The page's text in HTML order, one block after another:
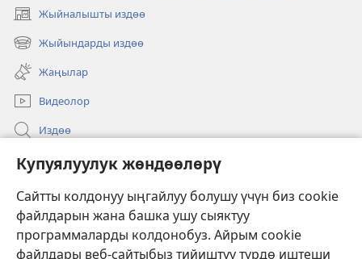
Купуялуулук жөндөөлөрү
Сайтты колдонуу ыңгайлуу болушу үчүн биз cookie
файлдарын жана башка ушу сыяктуу
программаларды колдонобуз. Айрым cookie
файлдары веб-сайтыбыз тийиштүү түрдө иштеши
Жыйналышты издөө
(жаңы
терезе
ачат)
Жыйындарды издөө
(жаңы
терезе
ачат)
Жаңылар
Видеолор
Издөө
Бийлик өкүлдөрү үчүн маалымат
Тартуулар
(жаңы
терезе